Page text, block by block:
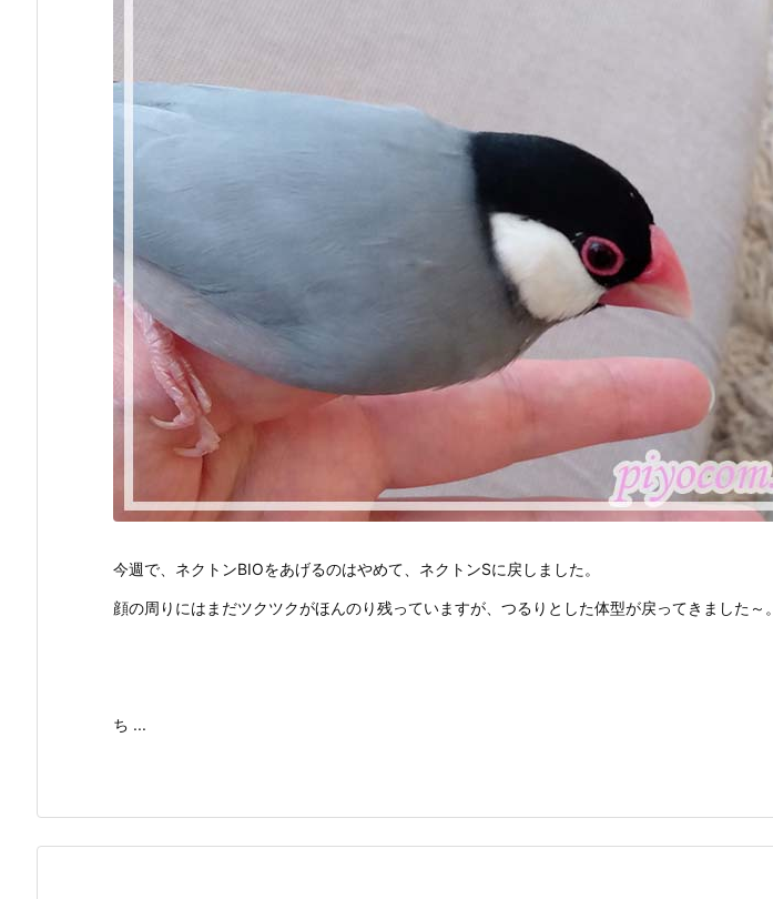
今週で、ネクトンBIOをあげるのはやめて、ネクトンSに戻しました。
顔の周りにはまだツクツクがほんのり残っていますが、つるりとした体型が戻ってきました～。
ち ...